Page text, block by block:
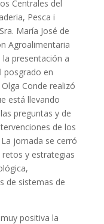
Centrales del
Pesca i
María José de
Agroalimentaria
la presentación a
posgrado en
Conde realizó
está llevando
preguntas y de
de los
jornada se cerró
y estrategias
de sistemas de
positiva la